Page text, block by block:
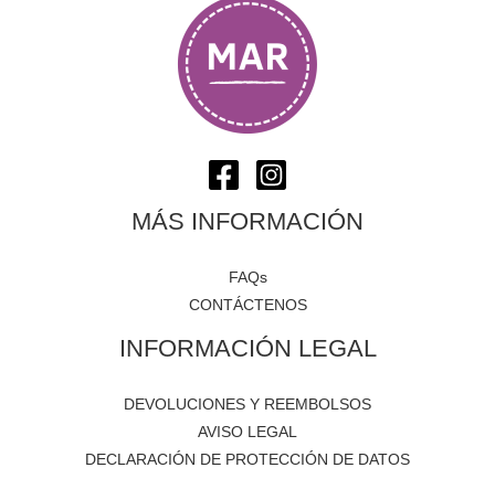
MÁS INFORMACIÓN
FAQs
CONTÁCTENOS
INFORMACIÓN LEGAL
DEVOLUCIONES Y REEMBOLSOS
AVISO LEGAL
DECLARACIÓN DE PROTECCIÓN DE DATOS